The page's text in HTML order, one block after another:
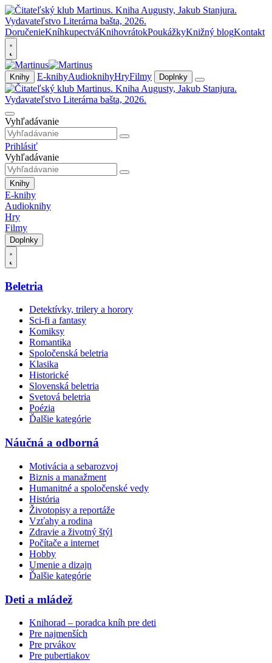
DoručenieKníhkupectváKnihovrátokPoukážkyKnižný blogKontakt
Knihy E-knihyAudioknihyHryFilmy Doplnky
Vyhľadávanie
Prihlásiť
Vyhľadávanie
Knihy
E-knihy
Audioknihy
Hry
Filmy
Doplnky
Beletria
Detektívky, trilery a horory
Sci-fi a fantasy
Komiksy
Romantika
Spoločenská beletria
Klasika
Historické
Slovenská beletria
Svetová beletria
Poézia
Ďalšie kategórie
Náučná a odborná
Motivácia a sebarozvoj
Biznis a manažment
Humanitné a spoločenské vedy
História
Životopisy a reportáže
Vzťahy a rodina
Zdravie a životný štýl
Počítače a internet
Hobby
Umenie a dizajn
Ďalšie kategórie
Deti a mládež
Knihorad – poradca kníh pre deti
Pre najmenších
Pre prvákov
Pre pubertiakov